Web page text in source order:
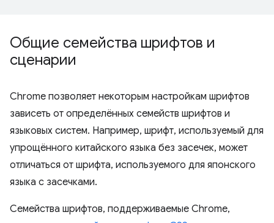
Общие семейства шрифтов и
сценарии
Chrome позволяет некоторым настройкам шрифтов
зависеть от определённых семейств шрифтов и
языковых систем. Например, шрифт, используемый для
упрощённого китайского языка без засечек, может
отличаться от шрифта, используемого для японского
языка с засечками.
Семейства шрифтов, поддерживаемые Chrome,